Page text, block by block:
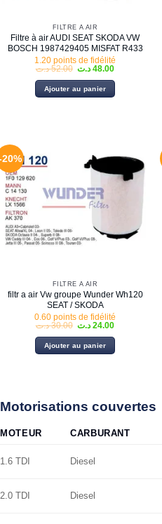
FILTRE À AIR
Filtre à air AUDI SEAT SKODA VW
BOSCH 1987429405 MISFAT R433
1.20 points de fidélité
52.00 د.ت
Le
initial
était :
48.00 د.ت
Le
actuel
est :
Ajouter au panier
FILTRE À AIR
filtr a air Vw groupe Wunder Wh120
SEAT / SKODA
0.60 points de fidélité
30.00 د.ت
Le
initial
était :
24.00 د.ت
Le
actuel
est :
Ajouter au panier
Motorisations couvertes
MOTEUR CARBURANT
1.6 TDI Diesel
2.0 TDI Diesel